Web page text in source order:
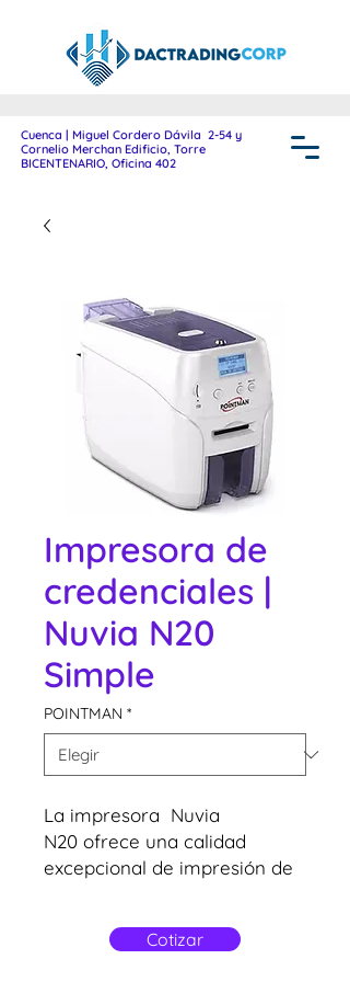
Cuenca | Miguel Cordero Dávila 2-54 y
Cornelio Merchan Edificio, Torre
BICENTENARIO, Oficina 402
Impresora de
credenciales |
Nuvia N20
Simple
POINTMAN *
La impresora Nuvia
N20 ofrece una calidad
excepcional de impresión de
tarjetas de membresía y
Cotizar